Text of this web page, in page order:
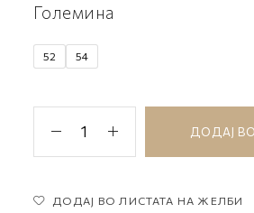
Големина
52 54
ДОДАЈ
ДОДАЈ ВО ЛИСТАТА НА ЖЕЛБИ